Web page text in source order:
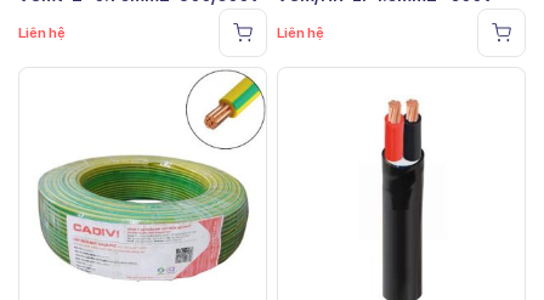
Liên hệ Liên hệ